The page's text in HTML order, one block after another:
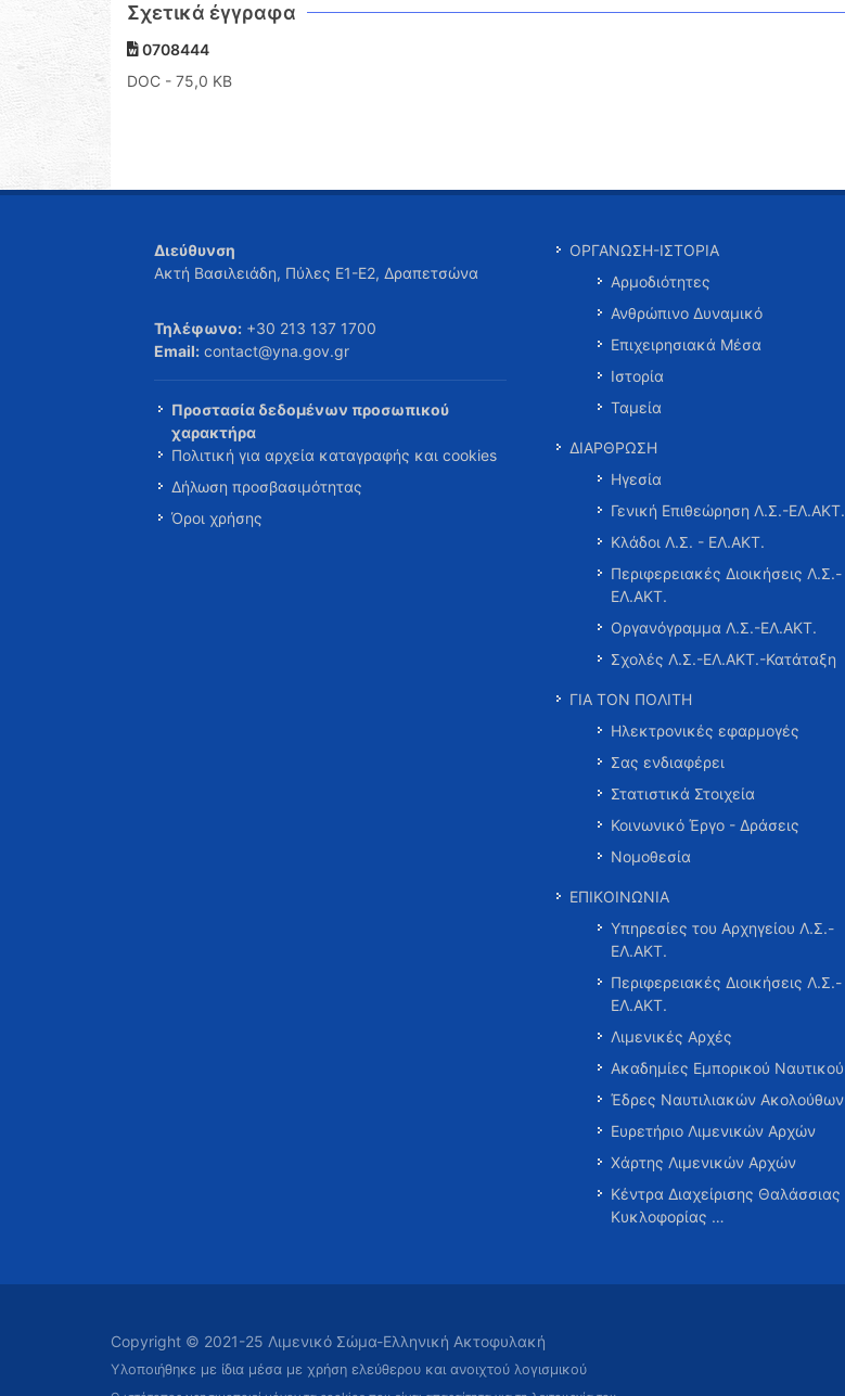
Σχετικά έγγραφα
0708444
DOC - 75,0 KB
Διεύθυνση
Ακτή Βασιλειάδη, Πύλες Ε1-Ε2, Δραπετσώνα
Τηλέφωνο: +30 213 137 1700
Email: contact@yna.gov.gr
Προστασία δεδομένων προσωπικού
χαρακτήρα
Πολιτική για αρχεία καταγραφής και cookies
Δήλωση προσβασιμότητας
Όροι χρήσης
ΟΡΓΑΝΩΣΗ-ΙΣΤΟΡΙΑ
Αρμοδιότητες
Ανθρώπινο Δυναμικό
Επιχειρησιακά Μέσα
Ιστορία
Ταμεία
ΔΙΑΡΘΡΩΣΗ
Ηγεσία
Γενική Επιθεώρηση Λ.Σ.-ΕΛ.ΑΚΤ.
Κλάδοι Λ.Σ. - ΕΛ.ΑΚΤ.
Περιφερειακές Διοικήσεις Λ.Σ.-
ΕΛ.ΑΚΤ.
Οργανόγραμμα Λ.Σ.-ΕΛ.ΑΚΤ.
Σχολές Λ.Σ.-ΕΛ.ΑΚΤ.-Κατάταξη
ΓΙΑ ΤΟΝ ΠΟΛΙΤΗ
Ηλεκτρονικές εφαρμογές
Σας ενδιαφέρει
Στατιστικά Στοιχεία
Κοινωνικό Έργο - Δράσεις
Νομοθεσία
ΕΠΙΚΟΙΝΩΝΙΑ
Υπηρεσίες του Αρχηγείου Λ.Σ.-
ΕΛ.ΑΚΤ.
Περιφερειακές Διοικήσεις Λ.Σ.-
ΕΛ.ΑΚΤ.
Λιμενικές Αρχές
Ακαδημίες Εμπορικού Ναυτικού
Έδρες Ναυτιλιακών Ακολούθων
Ευρετήριο Λιμενικών Αρχών
Χάρτης Λιμενικών Αρχών
Κέντρα Διαχείρισης Θαλάσσιας
Κυκλοφορίας …
Copyright © 2021-25 Λιμενικό Σώμα-Ελληνική Ακτοφυλακή
Υλοποιήθηκε με ίδια μέσα με χρήση ελεύθερου και ανοιχτού λογισμικού